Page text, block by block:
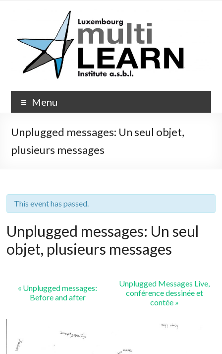
Multi-
Learn.org
Menu
Unplugged messages: Un seul objet,
plusieurs messages
This event has passed.
Unplugged messages: Un seul
objet, plusieurs messages
« Unplugged messages:
Before and after
Unplugged Messages Live,
conférence dessinée et
contée »